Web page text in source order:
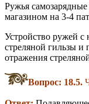
Ружья
магазином на 3-4
Устройство ружей с
стреляной гильзы
отражения
Вопрос: 18.5.